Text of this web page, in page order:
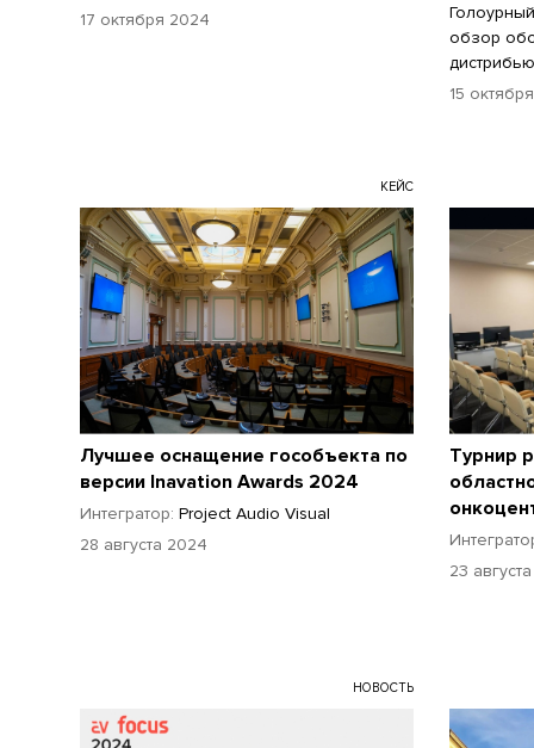
17 октября 2024
обзор
15
КЕЙС
Лучшее оснащение гособъекта по
версии Inavation Awards 2024
Интегратор: Project Audio Visual
28 августа 2024
Турнир
23
НОВОСТЬ